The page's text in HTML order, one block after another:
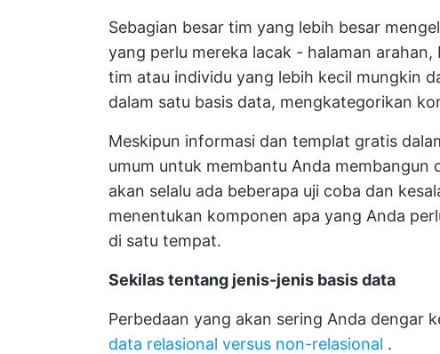
Sebagian besar tim yang lebih besar
yang perlu mereka lacak - halaman arahan,
tim atau individu yang lebih kecil mungkin
dalam satu basis data, mengkategorikan
Meskipun informasi dan templat gratis
umum untuk membantu Anda membangun
akan selalu ada beberapa uji coba dan
menentukan komponen apa yang Anda
di satu tempat.
Sekilas tentang jenis-jenis basis data
Perbedaan yang akan sering Anda dengar
data relasional versus non-relasional .